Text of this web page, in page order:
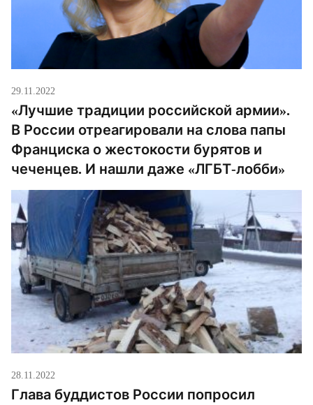
29.11.2022
«Лучшие традиции российской армии».
В России отреагировали на слова папы
Франциска о жестокости бурятов и
чеченцев. И нашли даже «ЛГБТ-лобби»
28.11.2022
Глава буддистов России попросил